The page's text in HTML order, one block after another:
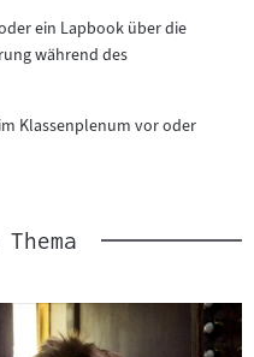
ein Lapbook über die
während des
Klassenplenum vor oder